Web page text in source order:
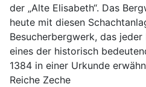
der „Alte Elisabeth“. Das
heute mit diesen
Besucherbergwerk, das
eines der historisch
1384 in einer Urkunde
Reiche Zeche